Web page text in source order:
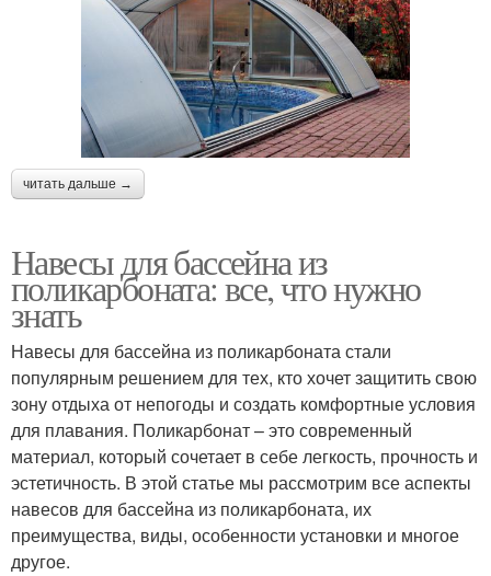
читать дальше →
Навесы для бассейна из
поликарбоната: все, что нужно
знать
Навесы для бассейна из поликарбоната стали
популярным решением для тех, кто хочет защитить свою
зону отдыха от непогоды и создать комфортные условия
для плавания. Поликарбонат – это современный
материал, который сочетает в себе легкость, прочность и
эстетичность. В этой статье мы рассмотрим все аспекты
навесов для бассейна из поликарбоната, их
преимущества, виды, особенности установки и многое
другое.